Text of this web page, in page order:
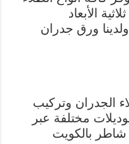
الأبعاد
ورق جدران
الجدران وتركيب
مختلفة عبر
بالكويت